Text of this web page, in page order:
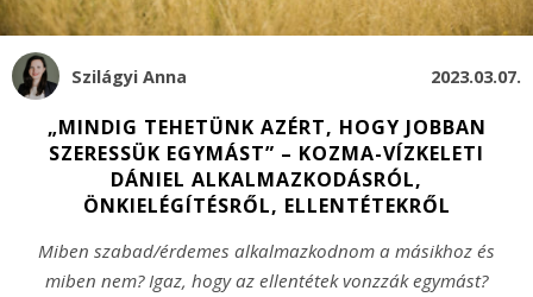
Szilágyi Anna 2023.03.07.
„MINDIG TEHETÜNK AZÉRT, HOGY JOBBAN
SZERESSÜK EGYMÁST” – KOZMA-VÍZKELETI
DÁNIEL ALKALMAZKODÁSRÓL,
ÖNKIELÉGÍTÉSRŐL, ELLENTÉTEKRŐL
Miben szabad/érdemes alkalmazkodnom a másikhoz és
miben nem? Igaz, hogy az ellentétek vonzzák egymást?